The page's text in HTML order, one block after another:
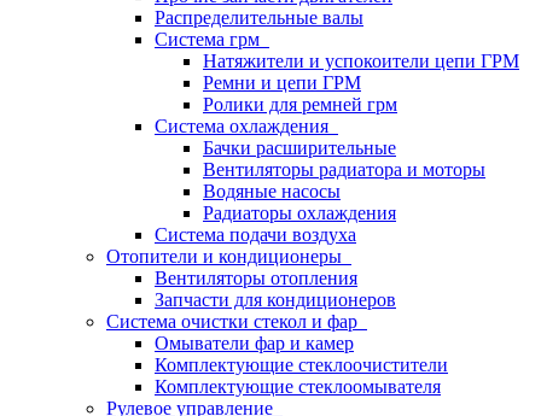
Распределительные валы
Система грм
Натяжители и успокоители цепи ГРМ
Ремни и цепи ГРМ
Ролики для ремней грм
Система охлаждения
Бачки расширительные
Вентиляторы радиатора и моторы
Водяные насосы
Радиаторы охлаждения
Система подачи воздуха
Отопители и кондиционеры
Вентиляторы отопления
Запчасти для кондиционеров
Система очистки стекол и фар
Омыватели фар и камер
Комплектующие стеклоочистители
Комплектующие стеклоомывателя
Рулевое управление